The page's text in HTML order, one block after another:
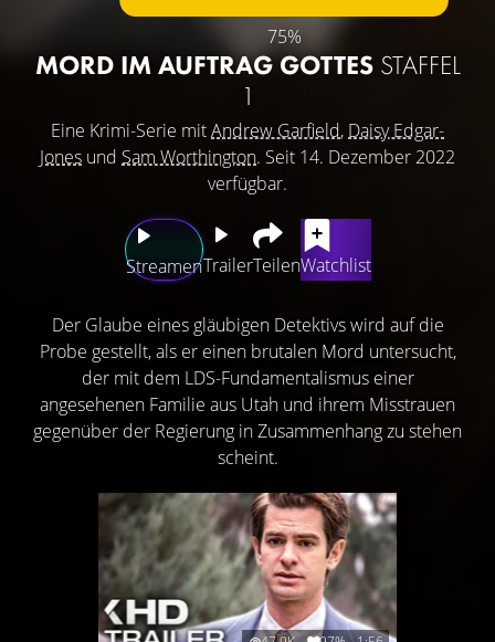
75%
MORD IM AUFTRAG GOTTES STAFFEL
1
Eine Krimi-Serie mitAndrew Garfield, Daisy Edgar-
Jones und Sam Worthington. Seit 14. Dezember 2022
verfügbar.
StreamenTrailerTeilenWatchlist
Der Glaube eines gläubigen Detektivs wird auf die
Probe gestellt, als er einen brutalen Mord untersucht,
der mit dem LDS-Fundamentalismus einer
angesehenen Familie aus Utah und ihrem Misstrauen
gegenüber der Regierung in Zusammenhang zu stehen
scheint.